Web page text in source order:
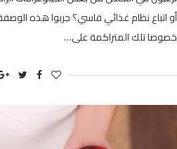
أو اتباع نظام غذائي قاسي؟ جربوا هذه
خصوصا تلك المتراكمة على…